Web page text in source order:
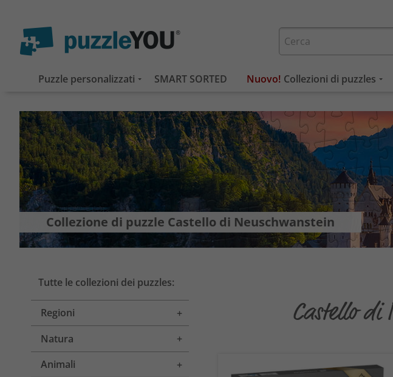
Puzzle personalizzati SMART SORTED Collezioni di puzzles
Collezione di puzzle Castello di Neuschwanstein
Tutte le collezioni dei puzzles:
Regioni
Toggle menu
Natura
Toggle menu
Animali
Toggle menu
Castello di